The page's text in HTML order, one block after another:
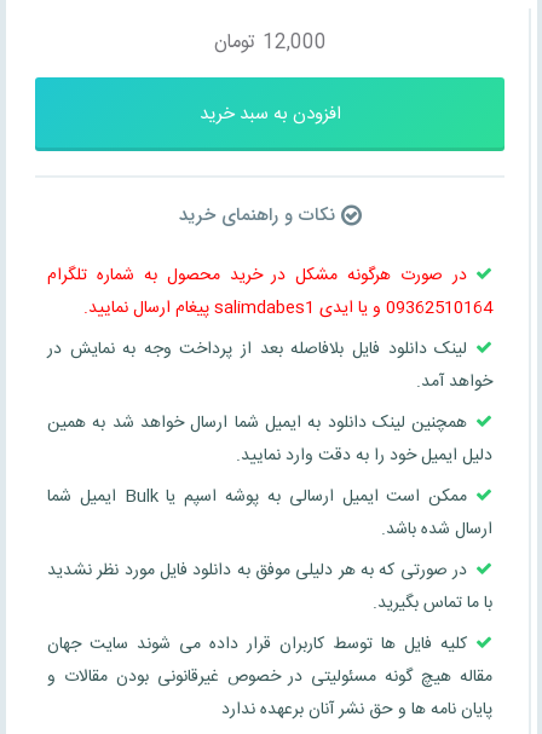
12,000 تومان
افزودن به سبد خرید
نکات و راهنمای خرید
در صورت هرگونه مشکل در خرید محصول به شماره تلگرام
09362510164 و یا ایدی salimdabes1 پیغام ارسال نمایید.
لینک دانلود فایل بلافاصله بعد از پرداخت وجه به نمایش در
خواهد آمد.
همچنین لینک دانلود به ایمیل شما ارسال خواهد شد به همین
دلیل ایمیل خود را به دقت وارد نمایید.
ممکن است ایمیل ارسالی به پوشه اسپم یا Bulk ایمیل شما
ارسال شده باشد.
در صورتی که به هر دلیلی موفق به دانلود فایل مورد نظر نشدید
با ما تماس بگیرید.
کلیه فایل ها توسط کاربران قرار داده می شوند سایت جهان
مقاله هیچ گونه مسئولیتی در خصوص غیرقانونی بودن مقالات و
پایان نامه ها و حق نشر آنان برعهده ندارد